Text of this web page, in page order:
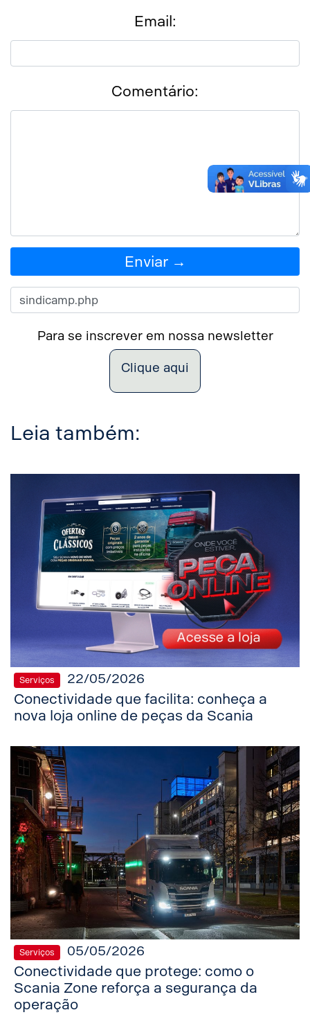
Email:
Comentário:
Enviar →
Para se inscrever em nossa newsletter
Clique aqui
Leia também:
Serviços 22/05/2026
Conectividade que facilita: conheça a
nova loja online de peças da Scania
Serviços 05/05/2026
Conectividade que protege: como o
Scania Zone reforça a segurança da
operação